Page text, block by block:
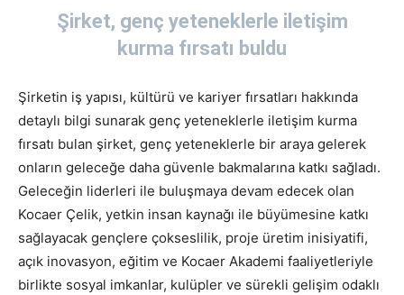
Şirket, genç yeteneklerle iletişim
kurma fırsatı buldu
Şirketin iş yapısı, kültürü ve kariyer fırsatları hakkında
detaylı bilgi sunarak genç yeteneklerle iletişim kurma
fırsatı bulan şirket, genç yeteneklerle bir araya gelerek
onların geleceğe daha güvenle bakmalarına katkı sağladı.
Geleceğin liderleri ile buluşmaya devam edecek olan
Kocaer Çelik, yetkin insan kaynağı ile büyümesine katkı
sağlayacak gençlere çokseslilik, proje üretim inisiyatifi,
açık inovasyon, eğitim ve Kocaer Akademi faaliyetleriyle
birlikte sosyal imkanlar, kulüpler ve sürekli gelişim odaklı